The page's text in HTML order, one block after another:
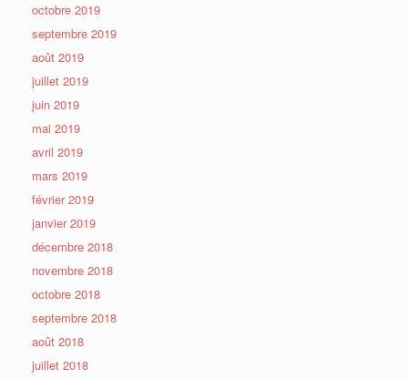
octobre 2019
septembre 2019
août 2019
juillet 2019
juin 2019
mai 2019
avril 2019
mars 2019
février 2019
janvier 2019
décembre 2018
novembre 2018
octobre 2018
septembre 2018
août 2018
juillet 2018